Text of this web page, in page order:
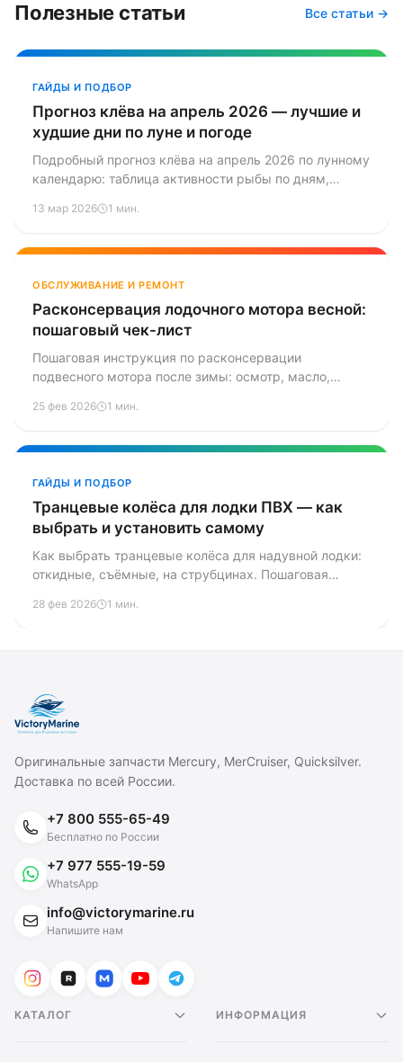
Полезные статьи Все статьи →
ГАЙДЫ И ПОДБОР
Прогноз клёва на апрель 2026 — лучшие и
худшие дни по луне и погоде
Подробный прогноз клёва на апрель 2026 по лунному
календарю: таблица активности рыбы по дням,
13 мар 2026 1 мин.
ОБСЛУЖИВАНИЕ И РЕМОНТ
Расконсервация лодочного мотора весной:
пошаговый чек-лист
Пошаговая инструкция по расконсервации
подвесного мотора после зимы: осмотр, масло,
драйв. Чек-лист для печати.
25 фев 2026 1 мин.
ГАЙДЫ И ПОДБОР
Транцевые колёса для лодки ПВХ — как
выбрать и установить самому
Как выбрать транцевые колёса для надувной лодки:
откидные, съёмные, на струбцинах. Пошаговая
лодки, обзор популярных моделей.
28 фев 2026 1 мин.
Оригинальные запчасти Mercury, MerCruiser, Quicksilver.
Доставка по всей России.
+7 800 555-65-49
Бесплатно по России
+7 977 555-19-59
WhatsApp
info@victorymarine.ru
Напишите нам
КАТАЛОГ ИНФОРМАЦИЯ